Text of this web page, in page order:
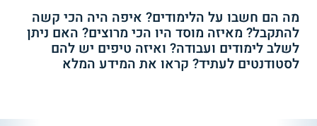
מה הם חשבו על הלימודים? איפה היה הכי קשה
להתקבל? מאיזה מוסד היו הכי מרוצים? האם ניתן
לשלב לימודים ועבודה? ואיזה טיפים יש להם
לסטודנטים לעתיד? קראו את המידע המלא